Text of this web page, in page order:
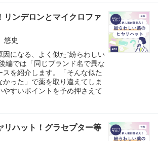
リンデロンとマイクロファ
悠史
になる、よく似た“紛らわしい
編では「同じブランド名で異な
スを紹介します。「そんな似た
った」で薬を取り違えてしま
やすいポイントを予め押さえて
リハット！グラセプター等